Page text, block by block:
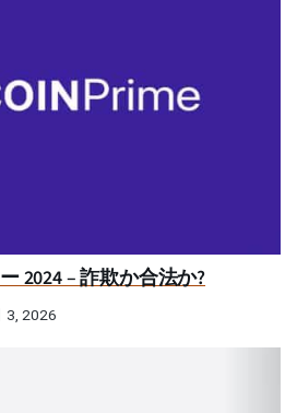
2024 – 詐欺か合法か?
3, 2026